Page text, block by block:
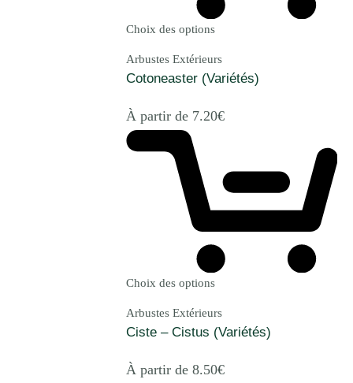
Choix des options
Arbustes Extérieurs
Cotoneaster (Variétés)
À partir de 7.20€
Choix des options
Arbustes Extérieurs
Ciste – Cistus (Variétés)
À partir de 8.50€